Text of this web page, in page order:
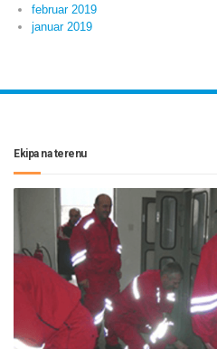
februar 2019
januar 2019
Ekipa na terenu